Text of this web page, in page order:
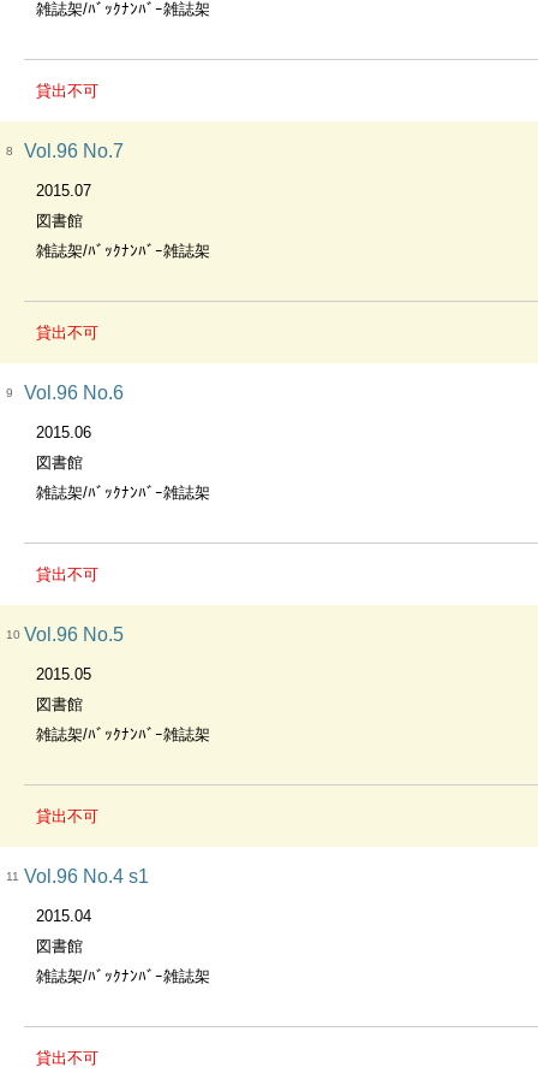
雑誌架/ﾊﾞｯｸﾅﾝﾊﾞｰ雑誌架
貸出不可
8 Vol.96 No.7
2015.07
図書館
雑誌架/ﾊﾞｯｸﾅﾝﾊﾞｰ雑誌架
貸出不可
9 Vol.96 No.6
2015.06
図書館
雑誌架/ﾊﾞｯｸﾅﾝﾊﾞｰ雑誌架
貸出不可
10 Vol.96 No.5
2015.05
図書館
雑誌架/ﾊﾞｯｸﾅﾝﾊﾞｰ雑誌架
貸出不可
11 Vol.96 No.4 s1
2015.04
図書館
雑誌架/ﾊﾞｯｸﾅﾝﾊﾞｰ雑誌架
貸出不可